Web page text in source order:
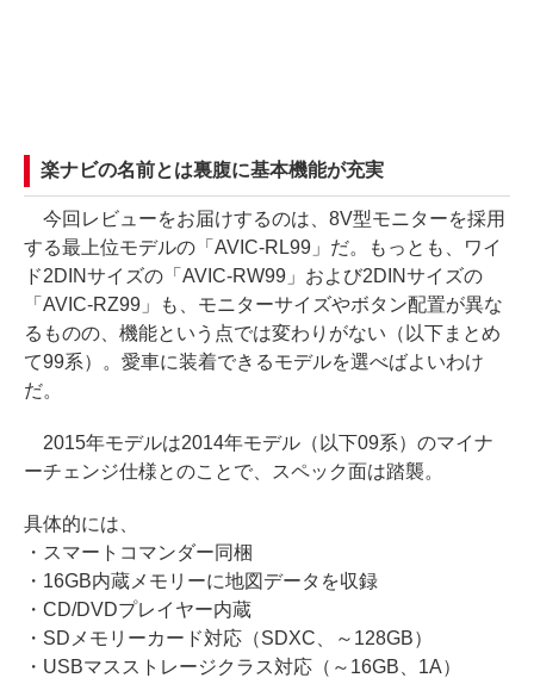
楽ナビの名前とは裏腹に基本機能が充実
今回レビューをお届けするのは、8V型モニターを採用
する最上位モデルの「AVIC-RL99」だ。もっとも、ワイ
ド2DINサイズの「AVIC-RW99」および2DINサイズの
「AVIC-RZ99」も、モニターサイズやボタン配置が異な
るものの、機能という点では変わりがない（以下まとめ
て99系）。愛車に装着できるモデルを選べばよいわけ
だ。
2015年モデルは2014年モデル（以下09系）のマイナ
ーチェンジ仕様とのことで、スペック面は踏襲。
具体的には、
・スマートコマンダー同梱
・16GB内蔵メモリーに地図データを収録
・CD/DVDプレイヤー内蔵
・SDメモリーカード対応（SDXC、～128GB）
・USBマスストレージクラス対応（～16GB、1A）